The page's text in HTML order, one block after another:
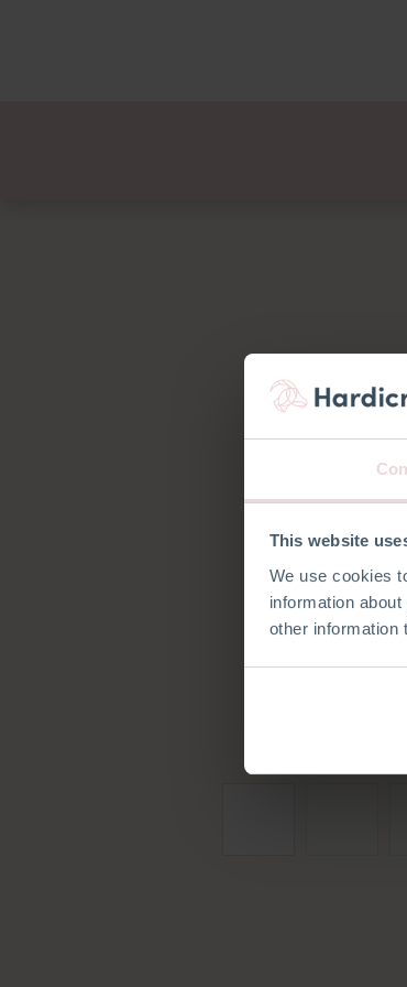
This website
We use cookies
information
other information